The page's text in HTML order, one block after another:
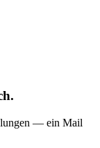
— ein Mail